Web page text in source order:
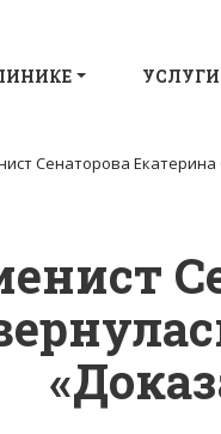
Сенаторова